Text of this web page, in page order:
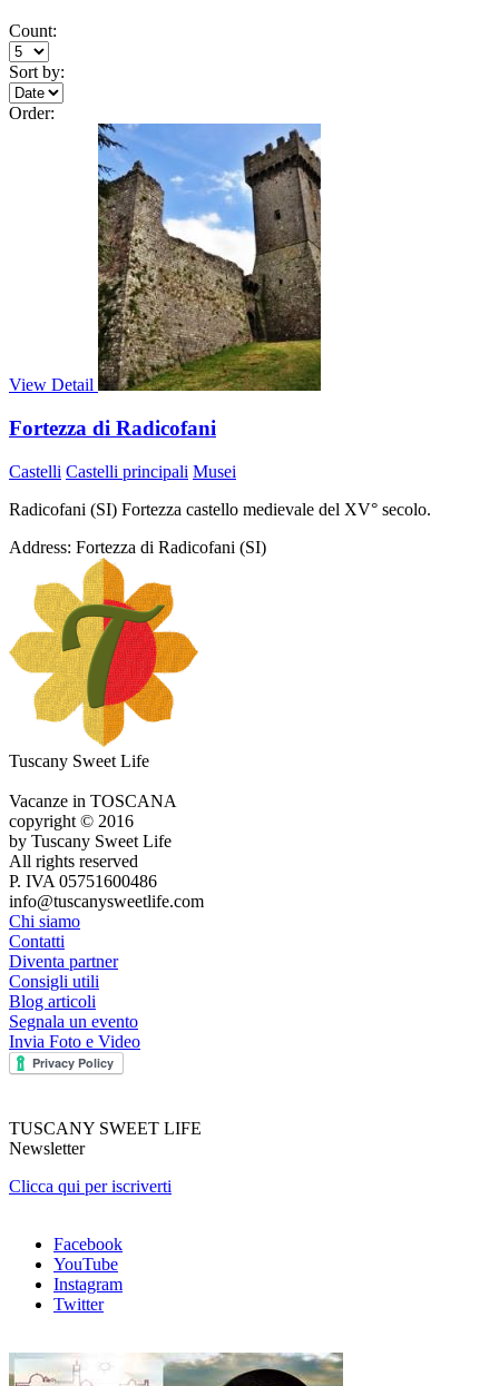
Count:
Sort by:
Order:
View Detail
Fortezza di Radicofani
Castelli Castelli principali Musei
Radicofani (SI) Fortezza castello medievale del XV° secolo.
Address: Fortezza di Radicofani (SI)
Tuscany Sweet Life
Vacanze in TOSCANA
copyright © 2016
by Tuscany Sweet Life
All rights reserved
P. IVA 05751600486
info@tuscanysweetlife.com
Chi siamo
Contatti
Diventa partner
Consigli utili
Blog articoli
Segnala un evento
Invia Foto e Video
TUSCANY SWEET LIFE
Newsletter
Clicca qui per iscriverti
Facebook
YouTube
Instagram
Twitter